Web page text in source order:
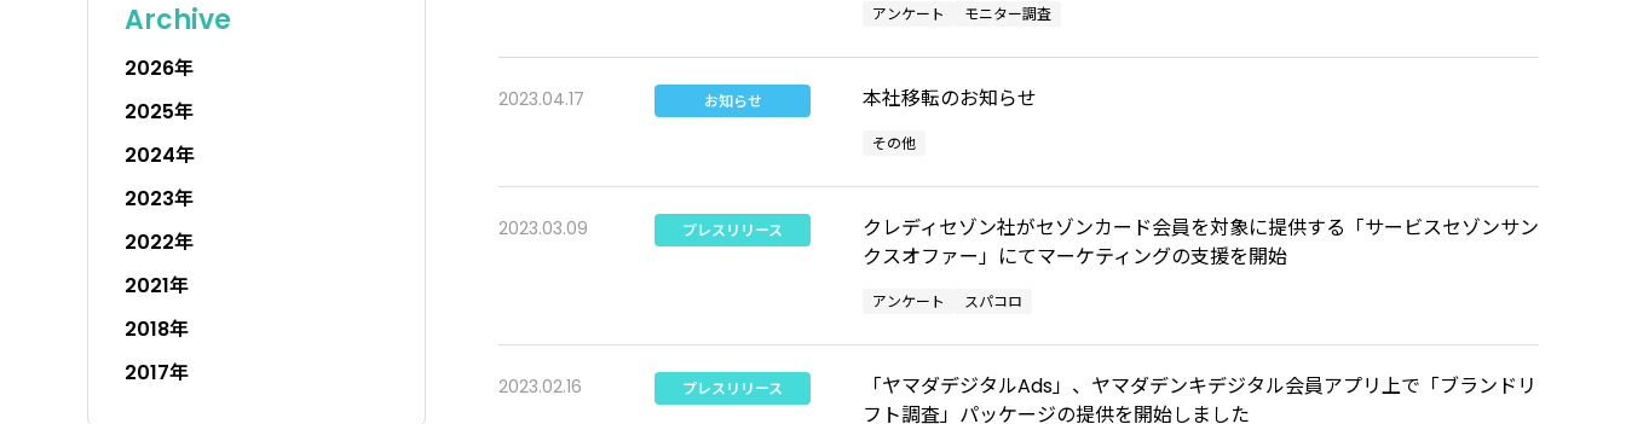
Archive
2026年
2025年
2024年
2023年
2022年
2021年
2018年
2017年
アンケート モニター調査
2023.04.17 お知らせ 本社移転のお知らせ
その他
2023.03.09 プレスリリース
クレディセゾン社がセゾンカード会員を対象に提供する「サービスセゾンサン
クスオファー」にてマーケティングの支援を開始
アンケート スパコロ
2023.02.16 プレスリリース
「ヤマダデジタルAds」、ヤマダデンキデジタル会員アプリ上で「ブランドリ
フト調査」パッケージの提供を開始しました